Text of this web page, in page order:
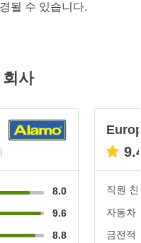
될 수 있습니다.
사
8.0
9.6
8.8
직원
자동차
금전적